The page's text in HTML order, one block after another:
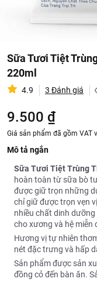
Sữa Tươi Tiệt
220ml
4.9 3 Đánh giá
9.500 ₫
Giá sản phẩm đã gồm VAT
Mô tả ngắn
Sữa Tươi Tiệt Trùng
hoàn toàn từ sữa bò
được giữ trọn những
chỉ giữ được trọn vẹn
nhiều chất dinh dưỡng
cho xương và hệ miễn
Hương vị tự nhiên
nét đặc trưng và hấp
Sản phẩm được sản
đồng cỏ đến bàn ăn.